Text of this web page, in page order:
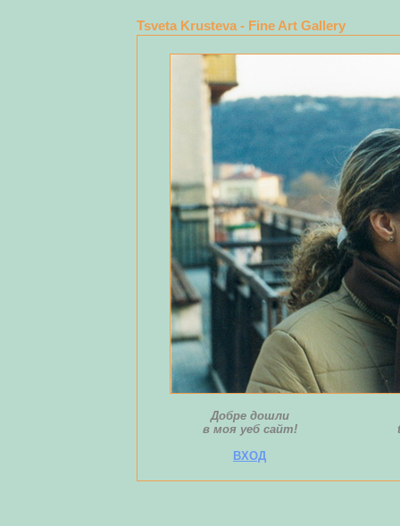
Tsveta Krusteva - Fine Art Gallery
Добре дошли
в моя уеб сайт!
ВХОД